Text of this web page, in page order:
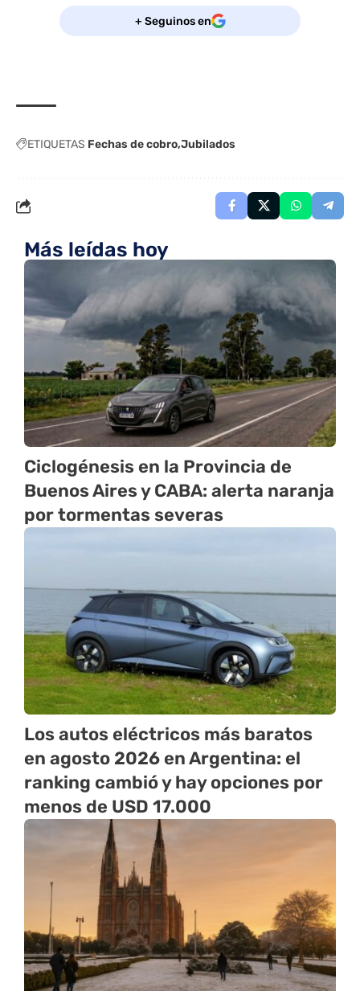
+ Seguinos en
ETIQUETAS Fechas de cobro Jubilados
Más leídas hoy
Ciclogénesis en la Provincia de
Buenos Aires y CABA: alerta naranja
por tormentas severas
Los autos eléctricos más baratos
en agosto 2026 en Argentina: el
ranking cambió y hay opciones por
menos de USD 17.000